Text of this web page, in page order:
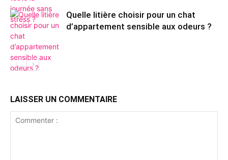
Quelle litière choisir pour un chat
d’appartement sensible aux odeurs ?
LAISSER UN COMMENTAIRE